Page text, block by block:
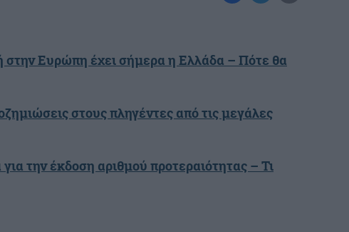
στην Ευρώπη έχει σήμερα η Ελλάδα – Πότε θα
στους πληγέντες από τις μεγάλες
την έκδοση αριθμού προτεραιότητας – Τι